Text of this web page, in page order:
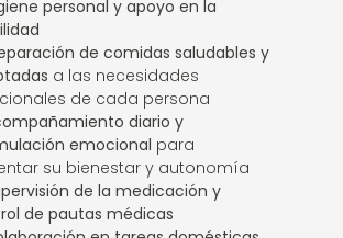
personal y apoyo en la
de comidas saludables y
a las necesidades
de cada persona
diario y
emocional para
su bienestar y autonomía
de la medicación y
de pautas médicas